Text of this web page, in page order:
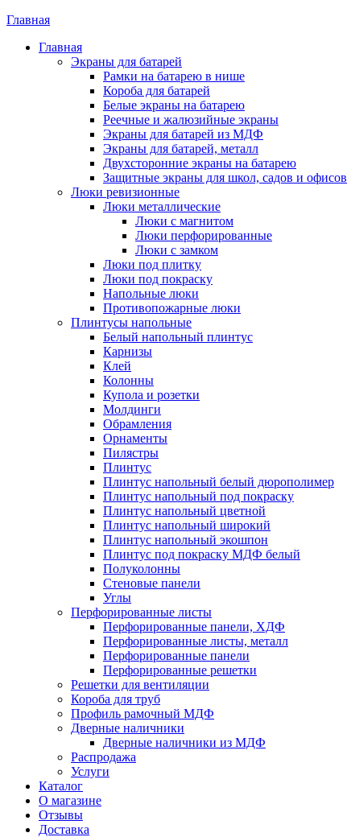
Главная
Главная
Экраны для батарей
Рамки на батарею в нише
Короба для батарей
Белые экраны на батарею
Реечные и жалюзийные экраны
Экраны для батарей из МДФ
Экраны для батарей, металл
Двухсторонние экраны на батарею
Защитные экраны для школ, садов и офисов
Люки ревизионные
Люки металлические
Люки с магнитом
Люки перфорированные
Люки с замком
Люки под плитку
Люки под покраску
Напольные люки
Противопожарные люки
Плинтусы напольные
Белый напольный плинтус
Карнизы
Клей
Колонны
Купола и розетки
Молдинги
Обрамления
Орнаменты
Пилястры
Плинтус
Плинтус напольный белый дюрополимер
Плинтус напольный под покраску
Плинтус напольный цветной
Плинтус напольный широкий
Плинтус напольный экошпон
Плинтус под покраску МДФ белый
Полуколонны
Стеновые панели
Углы
Перфорированные листы
Перфорированные панели, ХДФ
Перфорированные листы, металл
Перфорированные панели
Перфорированные решетки
Решетки для вентиляции
Короба для труб
Профиль рамочный МДФ
Дверные наличники
Дверные наличники из МДФ
Распродажа
Услуги
Каталог
О магазине
Отзывы
Доставка